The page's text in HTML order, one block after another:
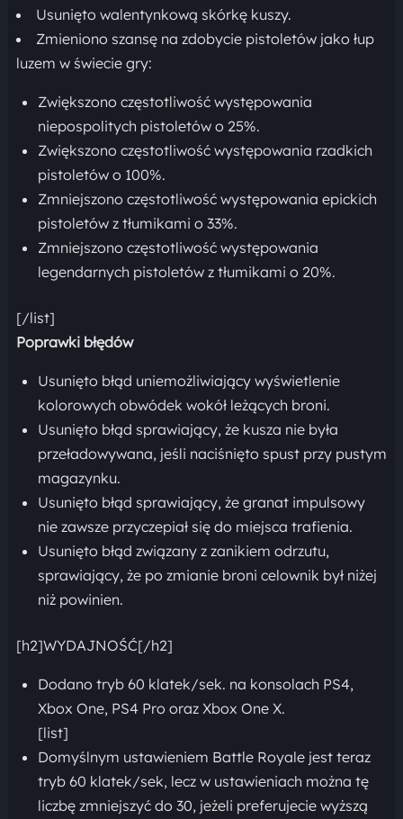
Usunięto walentynkową skórkę kuszy.
Zmieniono szansę na zdobycie pistoletów jako łup
luzem w świecie gry:
Zwiększono częstotliwość występowania
niepospolitych pistoletów o 25%.
Zwiększono częstotliwość występowania rzadkich
pistoletów o 100%.
Zmniejszono częstotliwość występowania epickich
pistoletów z tłumikami o 33%.
Zmniejszono częstotliwość występowania
legendarnych pistoletów z tłumikami o 20%.
[/list]
Poprawki błędów
Usunięto błąd uniemożliwiający wyświetlenie
kolorowych obwódek wokół leżących broni.
Usunięto błąd sprawiający, że kusza nie była
przeładowywana, jeśli naciśnięto spust przy pustym
magazynku.
Usunięto błąd sprawiający, że granat impulsowy
nie zawsze przyczepiał się do miejsca trafienia.
Usunięto błąd związany z zanikiem odrzutu,
sprawiający, że po zmianie broni celownik był niżej
niż powinien.
[h2]WYDAJNOŚĆ[/h2]
Dodano tryb 60 klatek/sek. na konsolach PS4,
Xbox One, PS4 Pro oraz Xbox One X.
[list]
Domyślnym ustawieniem Battle Royale jest teraz
tryb 60 klatek/sek, lecz w ustawieniach można tę
liczbę zmniejszyć do 30, jeżeli preferujecie wyższą